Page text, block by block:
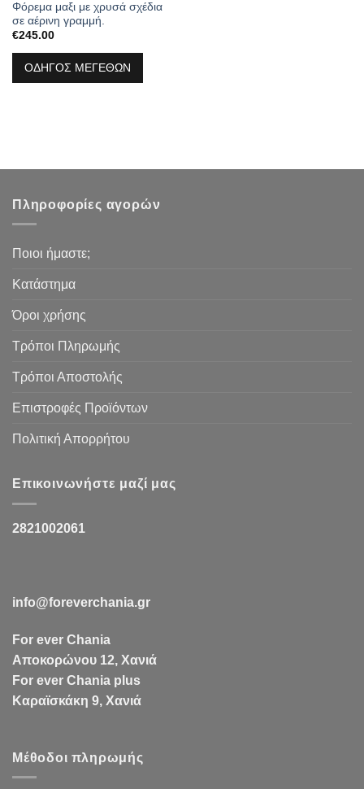
Φόρεμα μαξι με χρυσά σχέδια
σε αέρινη γραμμή.
€245.00
ΟΔΗΓΟΣ ΜΕΓΕΘΩΝ
Πληροφορίες αγορών
Ποιοι ήμαστε;
Κατάστημα
Όροι χρήσης
Τρόποι Πληρωμής
Τρόποι Αποστολής
Επιστροφές Προϊόντων
Πολιτική Απορρήτου
Επικοινωνήστε μαζί μας
2821002061
info@foreverchania.gr
For ever Chania
Αποκορώνου 12, Χανιά
For ever Chania plus
Καραϊσκάκη 9, Χανιά
Μέθοδοι πληρωμής